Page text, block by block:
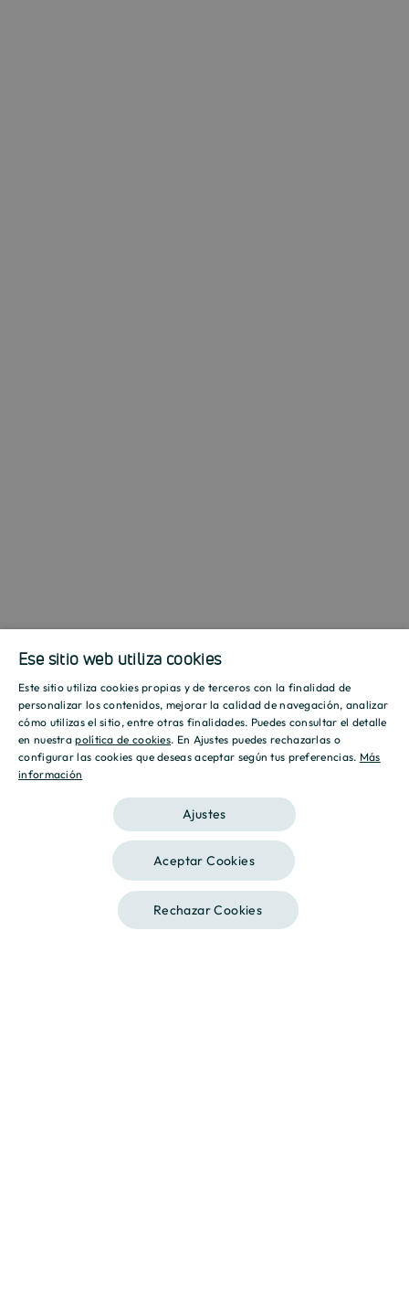
SPANISH
ENGLISH
Ese sitio web utiliza cookies
Este sitio utiliza cookies propias y de terceros con la finalidad de
personalizar los contenidos, mejorar la calidad de navegación, analizar
cómo utilizas el sitio, entre otras finalidades. Puedes consultar el detalle
en nuestrapolítica de cookies. En Ajustes puedes rechazarlas o
configurar las cookies que deseas aceptar según tus preferencias. Más
información
Ajustes
Aceptar Cookies
Rechazar Cookies